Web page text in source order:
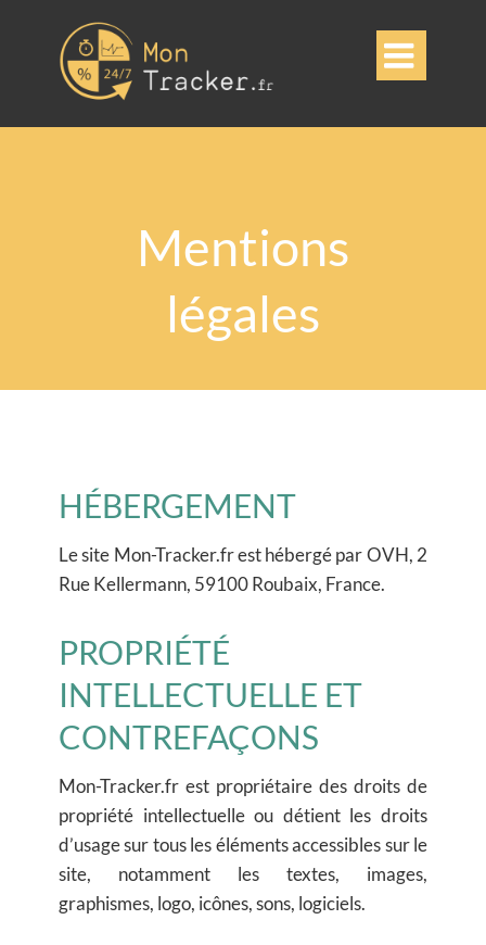

Mentions
légales
HÉBERGEMENT
Le site Mon-Tracker.fr est hébergé par OVH, 2
Rue Kellermann, 59100 Roubaix, France.
PROPRIÉTÉ
INTELLECTUELLE ET
CONTREFAÇONS
Mon-Tracker.fr est propriétaire des droits de
propriété intellectuelle ou détient les droits
d’usage sur tous les éléments accessibles sur le
site, notamment les textes, images,
graphismes, logo, icônes, sons, logiciels.